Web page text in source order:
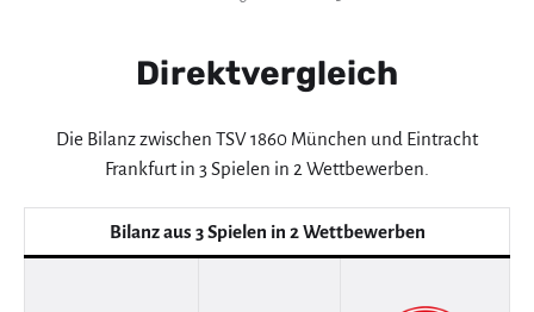
Direktvergleich
Die Bilanz zwischen TSV 1860 München und Eintracht
Frankfurt in 3 Spielen in 2 Wettbewerben.
Bilanz aus 3 Spielen in 2 Wettbewerben